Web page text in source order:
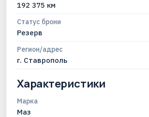
192 375 км
Статус брони
Резерв
Регион/адрес
г. Ставрополь
Характеристики
Марка
Маз